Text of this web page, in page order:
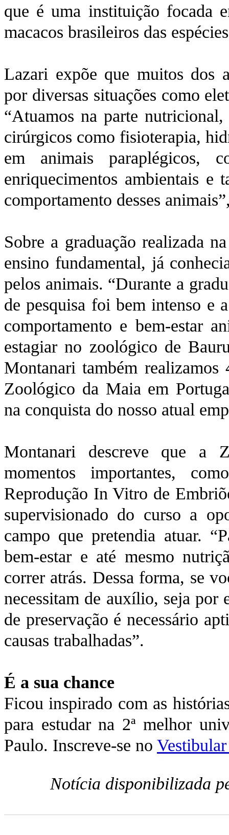
que é uma instituição focada
macacos brasileiros das
Lazari expõe que muitos dos
por diversas situações como
“Atuamos na parte
cirúrgicos como fisioterapia,
em animais paraplégicos,
enriquecimentos ambientais e
comportamento desses
Sobre a graduação realizada
ensino fundamental, já
pelos animais. “Durante a
de pesquisa foi bem intenso e
comportamento e bem-estar
estagiar no zoológico de
Montanari também realizamos
Zoológico da Maia em
na conquista do nosso atual
Montanari descreve que a
momentos importantes,
Reprodução In Vitro de
supervisionado do curso a
campo que pretendia atuar.
bem-estar e até mesmo
correr atrás. Dessa forma, se
necessitam de auxílio, seja por
de preservação é necessário
causas trabalhadas”.
É a sua chance
Ficou inspirado com as
para estudar na 2ª melhor
Paulo. Inscreve-se no
Notícia disponibilizada